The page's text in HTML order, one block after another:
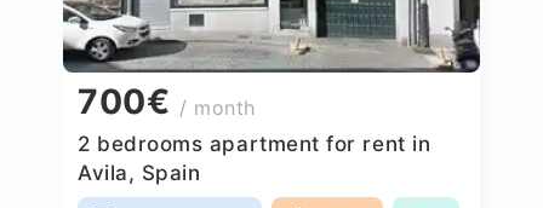
700€ / month
2 bedrooms apartment for rent in
Avila, Spain